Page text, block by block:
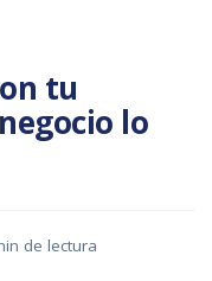
tu
lo
de lectura